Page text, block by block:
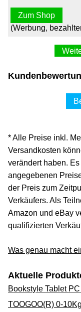
Zum Shop
(Werbung,
KS Tools
Klinge,
* Alle Preise inkl.
Versandkosten
verändert haben.
angegebenen
der Preis zum
Verkäufers. Als
Amazon und eBay
qualifizierten
Was genau macht
Aktuelle
Bookstyle Tablet PC
TOOGOO(R) 0-